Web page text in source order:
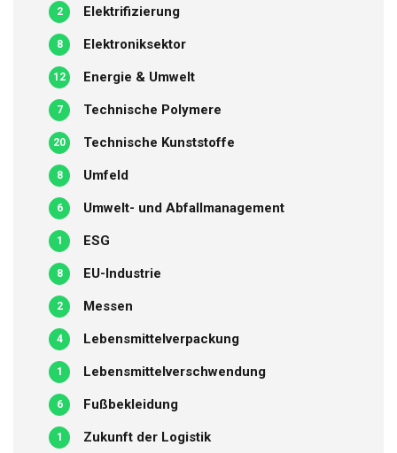
Elektrifizierung
2
Elektroniksektor
8
Energie & Umwelt
12
Technische Polymere
7
Technische Kunststoffe
20
Umfeld
8
Umwelt- und Abfallmanagement
6
ESG
1
EU-Industrie
8
Messen
2
Lebensmittelverpackung
4
Lebensmittelverschwendung
1
Fußbekleidung
6
Zukunft der Logistik
1